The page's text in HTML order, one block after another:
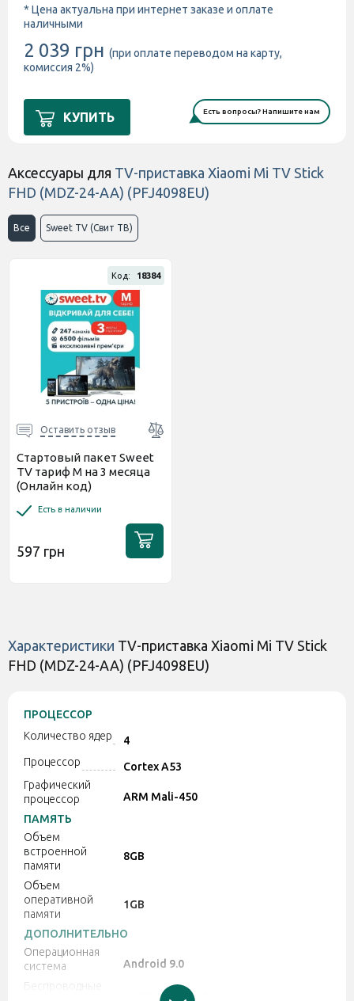
* Цена актуальна при интернет заказе и оплате
наличными
2 039 грн (при оплате переводом на карту,
комиссия 2%)
КУПИТЬ Есть вопросы? Напишите нам
Аксессуары для TV-приставка Xiaomi Mi TV Stick
FHD (MDZ-24-AA) (PFJ4098EU)
Все Sweet TV (Свит ТВ)
Код: 18384
Оставить отзыв
Стартовый пакет Sweet
TV тариф M на 3 месяца
(Онлайн код)
Есть в наличии
597 грн
Характеристики TV-приставка Xiaomi Mi TV Stick
FHD (MDZ-24-AA) (PFJ4098EU)
ПРОЦЕССОР
Количество ядер
4
Процессор
Cortex A53
Графический
процессор
ARM Mali-450
ПАМЯТЬ
Объем
встроенной
памяти
8GB
Объем
оперативной
памяти
1GB
ДОПОЛНИТЕЛЬНО
Операционная
система
Android 9.0
Беспроводные
Wi-Fi, Bluetooth